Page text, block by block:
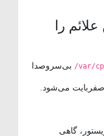
را
/بی‌سروصدا
می‌شود.
گاهی